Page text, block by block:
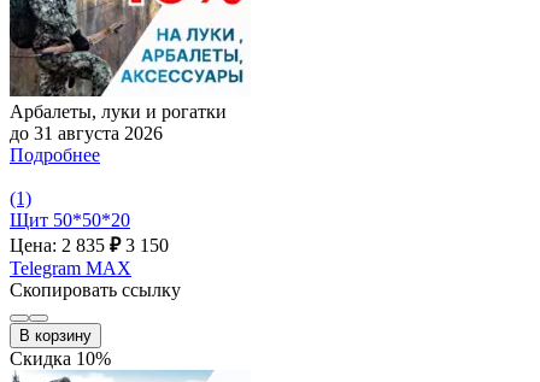
Арбалеты, луки и рогатки
до 31 августа 2026
Подробнее
(1)
Щит 50*50*20
Цена: 2 835 ₽ 3 150
Telegram MAX
Скопировать ссылку
В корзину
Скидка 10%